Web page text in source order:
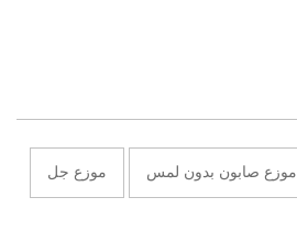
موزع صابون بدون لمس موزع جل